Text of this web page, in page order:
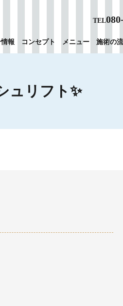
報 コンセプト メニュー 施術の
TEL
ュリフト✨